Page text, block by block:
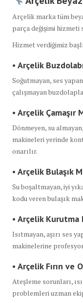
Arçelik marka tüm
parça değişimi hizmeti
Hizmet verdiğimiz
• Arçelik
Soğutmayan, ses
çalışmayan
• Arçelik Çamaşır
Dönmeyen, su
makineleri yerinde
onarılır.
• Arçelik Bulaşık
Su boşaltmayan, iyi
kodu veren bulaşık
• Arçelik
Isıtmayan, aşırı ses
makinelerine
• Arçelik Fırın ve
Ateşleme sorunları,
problemleri uzman